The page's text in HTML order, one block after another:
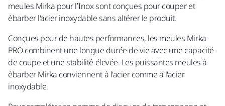
meules Mirka pour l’Inox sont conçues pour couper et
ébarber l'acier inoxydable sans altérer le produit.
Conçues pour de hautes performances, les meules Mirka
PRO combinent une longue durée de vie avec une capacité
de coupe et une stabilité élevée. Les puissantes meules à
ébarber Mirka conviennent à l'acier comme à l'acier
inoxydable.